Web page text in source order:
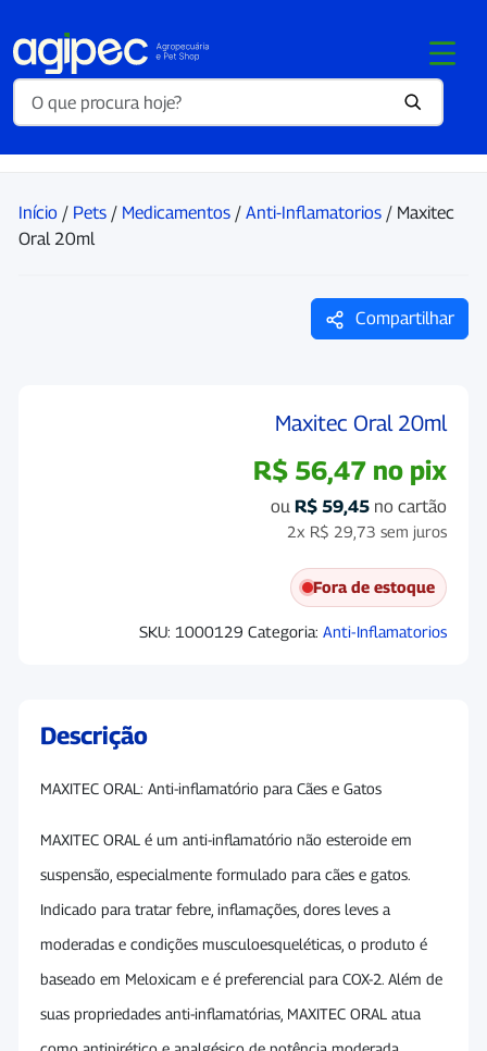
Início / Pets / Medicamentos / Anti-Inflamatorios / Maxitec
Oral 20ml
Compartilhar
Maxitec Oral 20ml
R$ 56,47 no pix
ou R$ 59,45 no cartão
2x R$ 29,73 sem juros
Fora de estoque
SKU: 1000129 Categoria: Anti-Inflamatorios
Descrição
MAXITEC ORAL: Anti-inflamatório para Cães e Gatos
MAXITEC ORAL é um anti-inflamatório não esteroide em
suspensão, especialmente formulado para cães e gatos.
Indicado para tratar febre, inflamações, dores leves a
moderadas e condições musculoesqueléticas, o produto é
baseado em Meloxicam e é preferencial para COX-2. Além de
suas propriedades anti-inflamatórias, MAXITEC ORAL atua